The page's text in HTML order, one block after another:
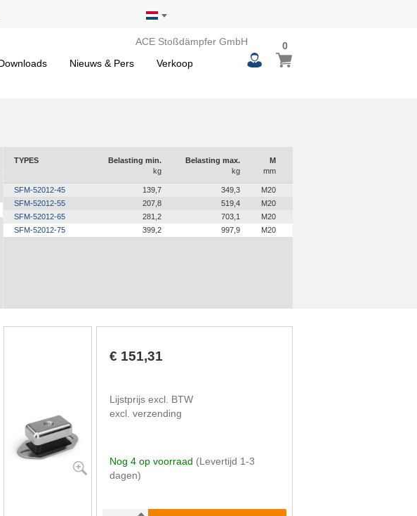
ACE Stoßdämpfer GmbH
Nieuws & Pers Verkoop
Winkelwagen
00
items
TYPES
Belasting min.
kg
Belasting max.
kg
M
mm
SFM-52012-45 139,7 349,3
M20
SFM-52012-55
207,8 519,4
M20
SFM-52012-65
281,2 703,1
M20
SFM-52012-75
399,2 997,9 M20
€ 151,31
Lijstprijs excl. BTW
excl. verzending
Nog 4 op voorraad (Levertijd 1-3
dagen)